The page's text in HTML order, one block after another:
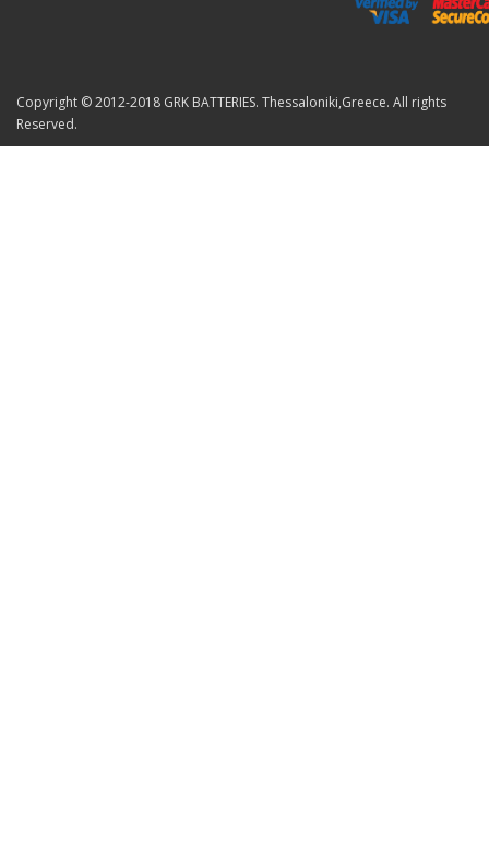
Copyright © 2012-2018 GRK BATTERIES. Thessaloniki,Greece. All rights
Reserved.